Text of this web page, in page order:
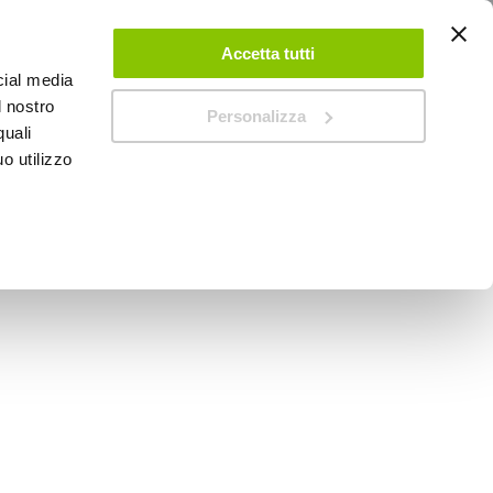
media
nostro
utilizzo
Accetta tutti
Personalizza
ACCEDI CREA UN ACCOUNT CONTATTACI